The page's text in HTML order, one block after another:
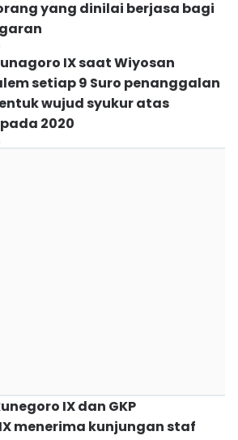
yang dinilai berjasa bagi
IX saat Wiyosan
setiap 9 Suro penanggalan
wujud syukur atas
2020
IX dan GKP
menerima kunjungan staf